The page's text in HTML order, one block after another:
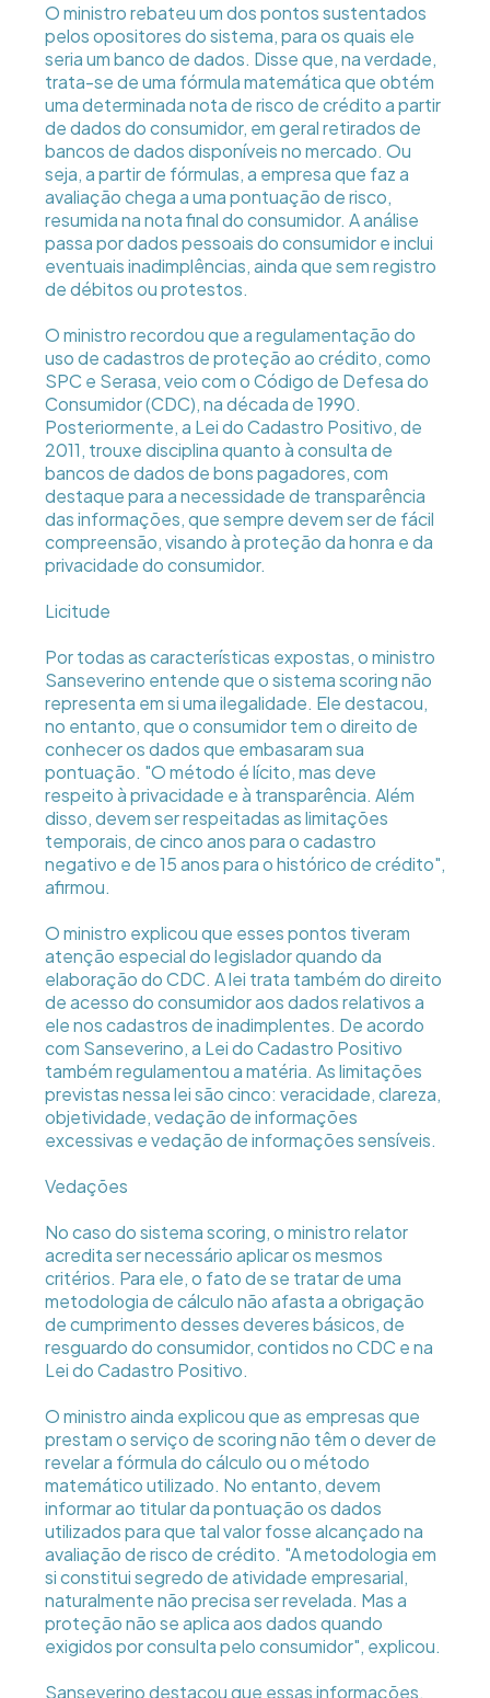
O ministro rebateu um dos pontos sustentados
pelos opositores do sistema, para os quais ele
seria um banco de dados. Disse que, na verdade,
trata-se de uma fórmula matemática que obtém
uma determinada nota de risco de crédito a partir
de dados do consumidor, em geral retirados de
bancos de dados disponíveis no mercado. Ou
seja, a partir de fórmulas, a empresa que faz a
avaliação chega a uma pontuação de risco,
resumida na nota final do consumidor. A análise
passa por dados pessoais do consumidor e inclui
eventuais inadimplências, ainda que sem registro
de débitos ou protestos.
O ministro recordou que a regulamentação do
uso de cadastros de proteção ao crédito, como
SPC e Serasa, veio com o Código de Defesa do
Consumidor (CDC), na década de 1990.
Posteriormente, a Lei do Cadastro Positivo, de
2011, trouxe disciplina quanto à consulta de
bancos de dados de bons pagadores, com
destaque para a necessidade de transparência
das informações, que sempre devem ser de fácil
compreensão, visando à proteção da honra e da
privacidade do consumidor.
Licitude
Por todas as características expostas, o ministro
Sanseverino entende que o sistema scoring não
representa em si uma ilegalidade. Ele destacou,
no entanto, que o consumidor tem o direito de
conhecer os dados que embasaram sua
pontuação. "O método é lícito, mas deve
respeito à privacidade e à transparência. Além
disso, devem ser respeitadas as limitações
temporais, de cinco anos para o cadastro
negativo e de 15 anos para o histórico de crédito",
afirmou.
O ministro explicou que esses pontos tiveram
atenção especial do legislador quando da
elaboração do CDC. A lei trata também do direito
de acesso do consumidor aos dados relativos a
ele nos cadastros de inadimplentes. De acordo
com Sanseverino, a Lei do Cadastro Positivo
também regulamentou a matéria. As limitações
previstas nessa lei são cinco: veracidade, clareza,
objetividade, vedação de informações
excessivas e vedação de informações sensíveis.
Vedações
No caso do sistema scoring, o ministro relator
acredita ser necessário aplicar os mesmos
critérios. Para ele, o fato de se tratar de uma
metodologia de cálculo não afasta a obrigação
de cumprimento desses deveres básicos, de
resguardo do consumidor, contidos no CDC e na
Lei do Cadastro Positivo.
O ministro ainda explicou que as empresas que
prestam o serviço de scoring não têm o dever de
revelar a fórmula do cálculo ou o método
matemático utilizado. No entanto, devem
informar ao titular da pontuação os dados
utilizados para que tal valor fosse alcançado na
avaliação de risco de crédito. "A metodologia em
si constitui segredo de atividade empresarial,
naturalmente não precisa ser revelada. Mas a
proteção não se aplica aos dados quando
exigidos por consulta pelo consumidor", explicou.
Sanseverino destacou que essas informações,